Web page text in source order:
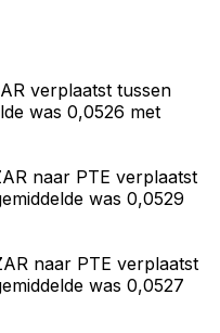
verplaatst tussen
was 0,0526 met
naar PTE verplaatst
was 0,0529
naar PTE verplaatst
was 0,0527